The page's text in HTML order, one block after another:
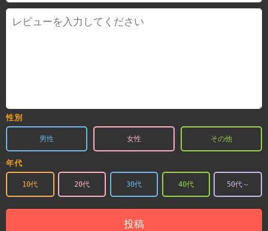
性別
男性 女性 その他
年代
10代 20代 30代 40代 50代～
投稿